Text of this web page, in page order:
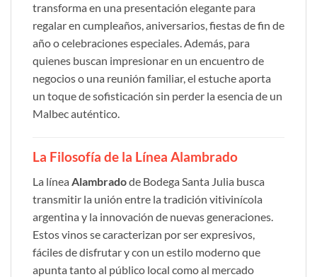
transforma en una presentación elegante para
regalar en cumpleaños, aniversarios, fiestas de fin de
año o celebraciones especiales. Además, para
quienes buscan impresionar en un encuentro de
negocios o una reunión familiar, el estuche aporta
un toque de sofisticación sin perder la esencia de un
Malbec auténtico.
La Filosofía de la Línea Alambrado
La línea Alambradode Bodega Santa Julia busca
transmitir la unión entre la tradición vitivinícola
argentina y la innovación de nuevas generaciones.
Estos vinos se caracterizan por ser expresivos,
fáciles de disfrutar y con un estilo moderno que
apunta tanto al público local como al mercado